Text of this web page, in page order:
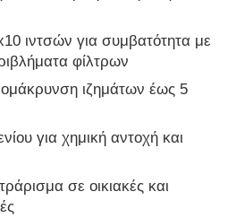
Φίλτρου Νερού
RO
ιντσών για συμβατότητα με
φίλτρων
ιζημάτων έως 5
για χημική αντοχή και
σε οικιακές και